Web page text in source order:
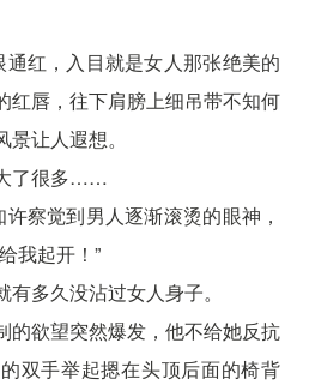
通红，入目就是女人那张绝美的
红唇，往下肩膀上细吊带不知何
让人遐想。
了很多……
许察觉到男人逐渐滚烫的眼神，
我起开！”
多久没沾过女人身子。
的欲望突然爆发，他不给她反抗
双手举起摁在头顶后面的椅背